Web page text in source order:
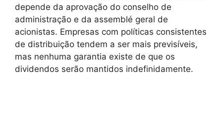
depende da aprovação do conselho de
administração e da assemblé geral de
acionistas. Empresas com políticas consistentes
de distribuição tendem a ser mais previsíveis,
mas nenhuma garantia existe de que os
dividendos serão mantidos indefinidamente.